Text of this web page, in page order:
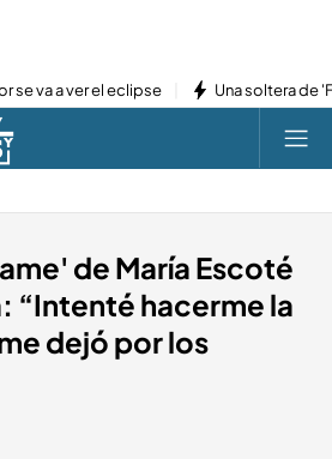
se va a ver el eclipse Una soltera de
de María Escoté
“Intenté hacerme la
dejó por los